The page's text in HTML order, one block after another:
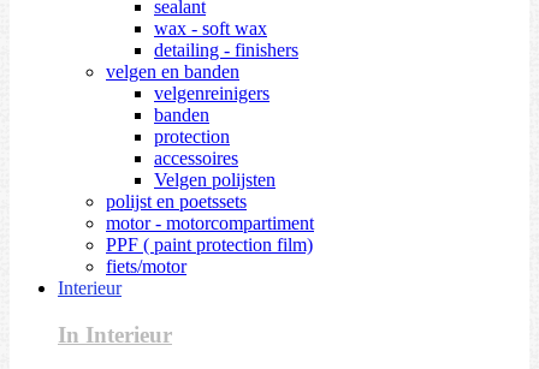
sealant
wax - soft wax
detailing - finishers
velgen en banden
velgenreinigers
banden
protection
accessoires
Velgen polijsten
polijst en poetssets
motor - motorcompartiment
PPF ( paint protection film)
fiets/motor
Interieur
In Interieur